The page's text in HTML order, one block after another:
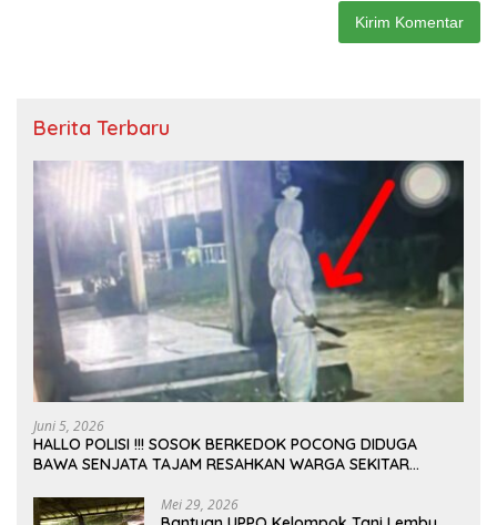
Berita Terbaru
Juni 5, 2026
HALLO POLISI !!! SOSOK BERKEDOK POCONG DIDUGA
BAWA SENJATA TAJAM RESAHKAN WARGA SEKITAR
Mei 29, 2026